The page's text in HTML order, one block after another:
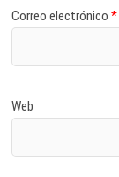
Correo electrónico*
Web